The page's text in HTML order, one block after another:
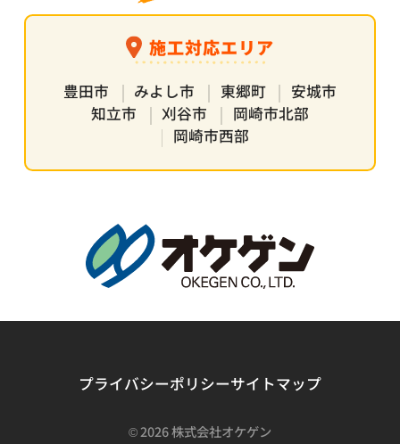
施工対応エリア
豊田市 みよし市 東郷町
安城市
知立市
刈谷市
岡崎市北部
岡崎市西部
プライバシーポリシーサイトマップ
©2026 株式会社オケゲン